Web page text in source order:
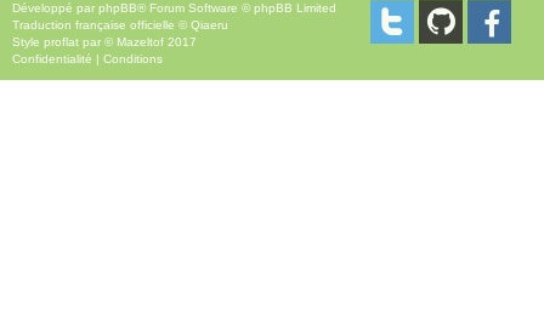
Développé par phpBB® Forum Software © phpBB Limited
Traduction française officielle ©Qiaeru
Style proflat par © Mazeltof 2017
Confidentialité | Conditions